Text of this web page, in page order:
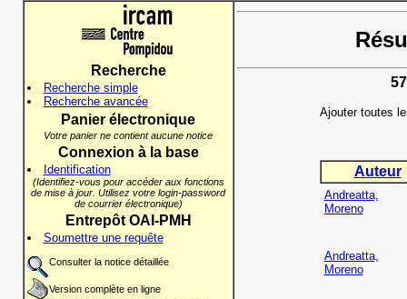
Recherche
Recherche simple
Recherche avancée
Panier électronique
Votre panier ne contient aucune notice
Connexion à la base
Identification
(Identifiez-vous pour accéder aux fonctions
de mise à jour. Utilisez votre login-password
de courrier électronique)
Entrepôt OAI-PMH
Soumettre une requête
Consulter la notice détaillée
Version complète en ligne
Ajouter toutes
Auteur
Andreatta,
Moreno
Andreatta,
Moreno